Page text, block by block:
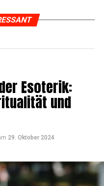
Eso­te­rik:
und
29. Oktober 2024